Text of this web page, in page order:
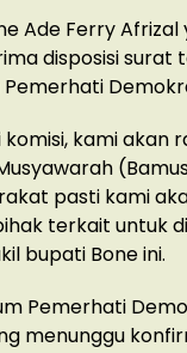
Ade Ferry
disposisi surat
komisi, kami
pasti kami
terkait untuk
bupati Bone ini.
Pemerhati
menunggu